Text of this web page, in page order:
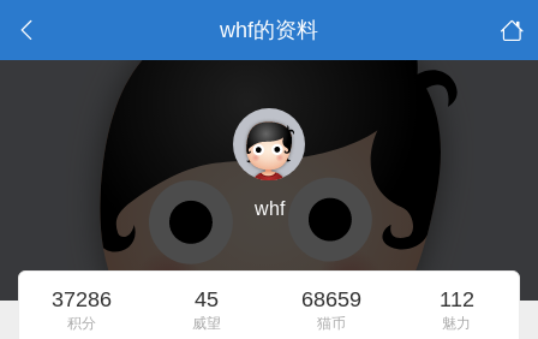
whf的资料
whf
37286
积分
45
威望
68659
猫币
112
魅力